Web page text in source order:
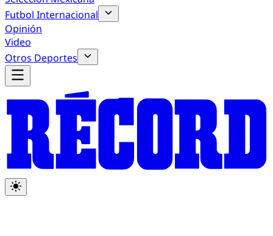
Futbol Internacional
Opinión
Video
Otros Deportes